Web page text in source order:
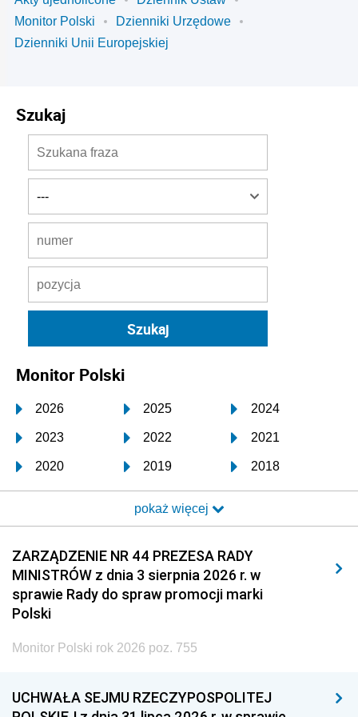
Monitor Polski
Dzienniki Urzędowe
Dzienniki Unii Europejskiej
Szukaj
Monitor Polski
2026 2025 2024
2023 2022 2021
2020 2019 2018
2017 2016 2015
2014 2013 2012
2011 2010 2009
2008 2007 2006
2005
1996 1995 1994
pokaż więcej
ZARZĄDZENIE NR 44 PREZESA RADY
MINISTRÓW z dnia 3 sierpnia 2026 r. w
sprawie Rady do spraw promocji marki
Polski
Monitor Polski rok 2026 poz. 755
UCHWAŁA SEJMU RZECZYPOSPOLITEJ